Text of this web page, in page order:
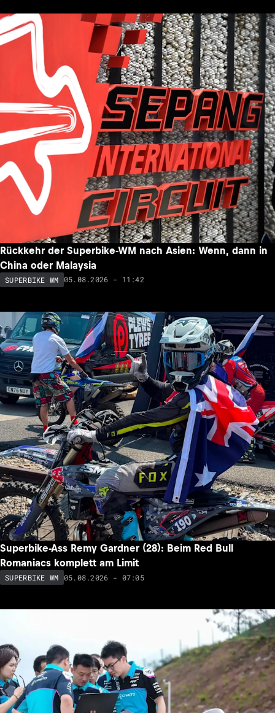
Rückkehr der Superbike-WM nach Asien: Wenn, dann in
China oder Malaysia
SUPERBIKE WM 05.08.2026 - 11:42
Superbike-Ass Remy Gardner (28): Beim Red Bull
Romaniacs komplett am Limit
SUPERBIKE WM 05.08.2026 - 07:05